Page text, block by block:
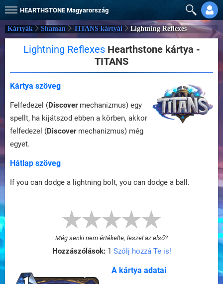
HEARTHSTONE Magyarország
Kártyák Shaman TITANS kártyái Lightning Reflexes
Lightning ReflexesHearthstone kártya -
TITANS
Kártya szöveg
Felfedezel (Discovermechanizmus) egy
spellt, ha kijátszod ebben a körben, akkor
felfedezel (Discovermechanizmus) még
egyet.
Hátlap szöveg
If you can dodge a lightning bolt, you can dodge a ball.
Még senki nem értékelte, leszel az első?
Hozzászólások:1 Szólj hozzá Te is!
A kártya adatai